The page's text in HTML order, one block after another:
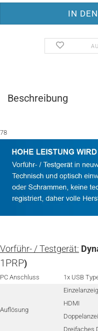
Beschreibung
78
Vorführ- / Testgerät:
1PRP)
PC Anschluss 1x USB
Auflösung
HDMI
Dreifaches